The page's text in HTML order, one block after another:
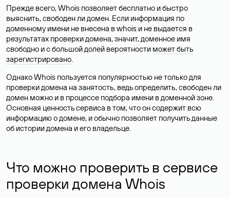
Прежде всего, Whois позволяет бесплатно и быстро
выяснить, свободен ли домен. Если информация по
доменному имени не внесена в whois и не выдается в
результатах проверки домена, значит, доменное имя
свободно и с большой долей вероятности может быть
зарегистрировано.
Однако Whois пользуется популярностью не только для
проверки домена на занятость, ведь определить, свободен ли
домен можно и в процессе подбора имени в доменной зоне.
Основная ценность сервиса в том, что он содержит всю
информацию о домене, и обычно позволяет получить данные
об истории домена и его владельце.
Что можно проверить в сервисе
проверки домена Whois